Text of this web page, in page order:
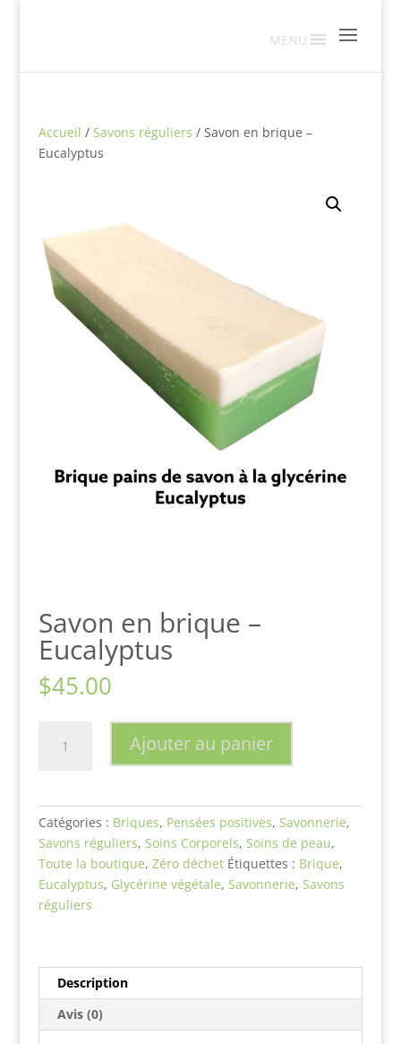
MENU
Accueil / Savons réguliers / Savon en brique –
Eucalyptus
Savon en brique –
Eucalyptus
$45.00
brique
Eucalyptus
Ajouter au panier
Catégories : Briques, Pensées positives, Savonnerie,
Savons réguliers, Soins Corporels, Soins de peau,
Toute la boutique, Zéro déchet Étiquettes : Brique,
Eucalyptus, Glycérine végétale, Savonnerie, Savons
réguliers
Description
Avis (0)